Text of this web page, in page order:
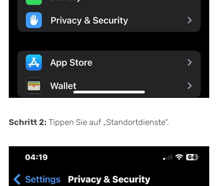
Schritt 2: Tippen Sie auf „Standortdienste“.